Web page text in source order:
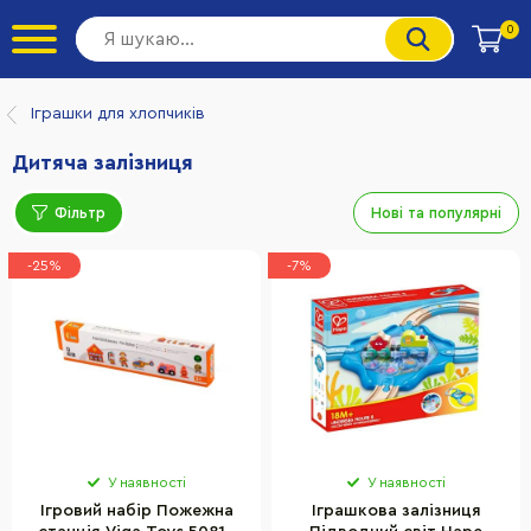
0
Іграшки для хлопчиків
Дитяча залізниця
Фільтр Нові та популярні
-25%
У наявності
Ігровий набір Пожежна
-7%
У наявності
Іграшкова залізниця